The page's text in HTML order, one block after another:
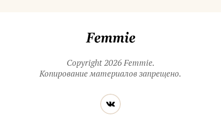
Copyright 2026 Femmie.
Копирование материалов запрещено.
Читайте
нас
в социальных